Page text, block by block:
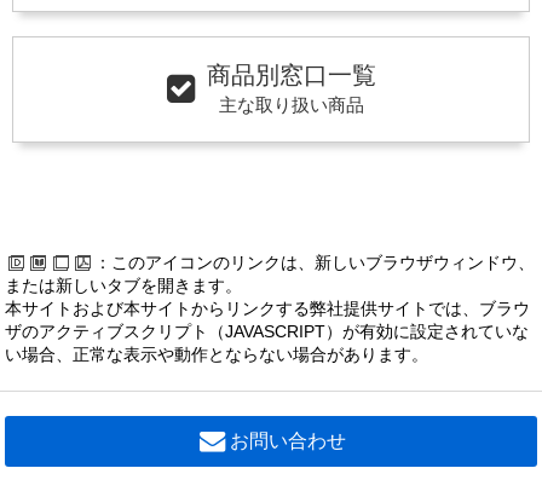
商品別窓口一覧
主な取り扱い商品
：このアイコンのリンクは、新しいブラウザウィンドウ、
または新しいタブを開きます。
本サイトおよび本サイトからリンクする弊社提供サイトでは、ブラウ
ザのアクティブスクリプト（JAVASCRIPT）が有効に設定されていな
い場合、正常な表示や動作とならない場合があります。
お問い合わせ